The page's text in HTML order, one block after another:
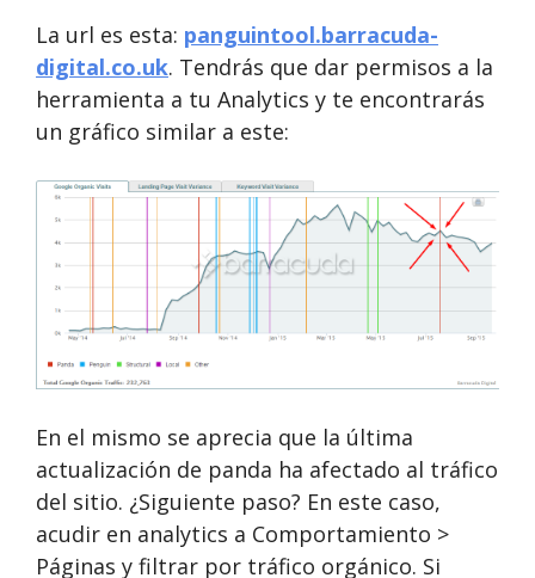
La url es esta: panguintool.barracuda-
digital.co.uk. Tendrás que dar permisos a la
herramienta a tu Analytics y te encontrarás
un gráfico similar a este:
En el mismo se aprecia que la última
actualización de panda ha afectado al tráfico
del sitio. ¿Siguiente paso? En este caso,
acudir en analytics a Comportamiento >
Páginas y filtrar por tráfico orgánico. Si